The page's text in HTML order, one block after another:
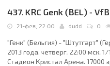
437. KRC Genk (BEL) -
21-фев, 22:00 dudd 0
"Генк" (Бельгия) - "Штутгарт"
2013 года, четверг. 22:00 мск.
Стадион Кристал Арена. 17000